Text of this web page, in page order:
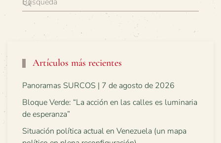
Artículos más recientes
Panoramas SURCOS | 7 de agosto de 2026
Bloque Verde: “La acción en las calles es luminaria
de esperanza”
Situación política actual en Venezuela (un mapa